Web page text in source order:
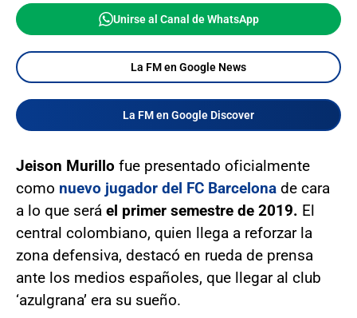
Unirse al Canal de WhatsApp
La FM en Google News
La FM en Google Discover
Jeison Murillo fue presentado oficialmente
como nuevo jugador del FC Barcelona de cara
a lo que será el primer semestre de 2019. El
central colombiano, quien llega a reforzar la
zona defensiva, destacó en rueda de prensa
ante los medios españoles, que llegar al club
‘azulgrana’ era su sueño.